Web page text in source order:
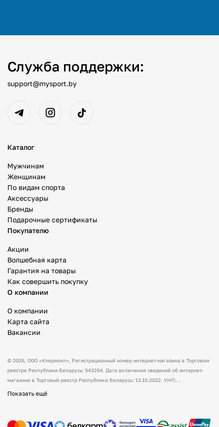
Служба поддержки:
support@mysport.by
Каталог
Мужчинам
Женщинам
По видам спорта
Аксессуары
Бренды
Подарочные сертификаты
Покупателю
Акции
Волшебная карта
Гарантия на товары
Как совершить покупку
О компании
О компании
Карта сайта
Вакансии
© 2026, ООО «Клермонт» , Регистрационный номер интернет-магазина в Торговом
реестре Республики Беларусь: 543264. Дата включения сведений об интернет-
магазине в Торговый реестр Республики Беларусь: 13.10.2022. УНП:
Товары можно оплатить наличным и/или безналичным способом при получении
Показать ещё